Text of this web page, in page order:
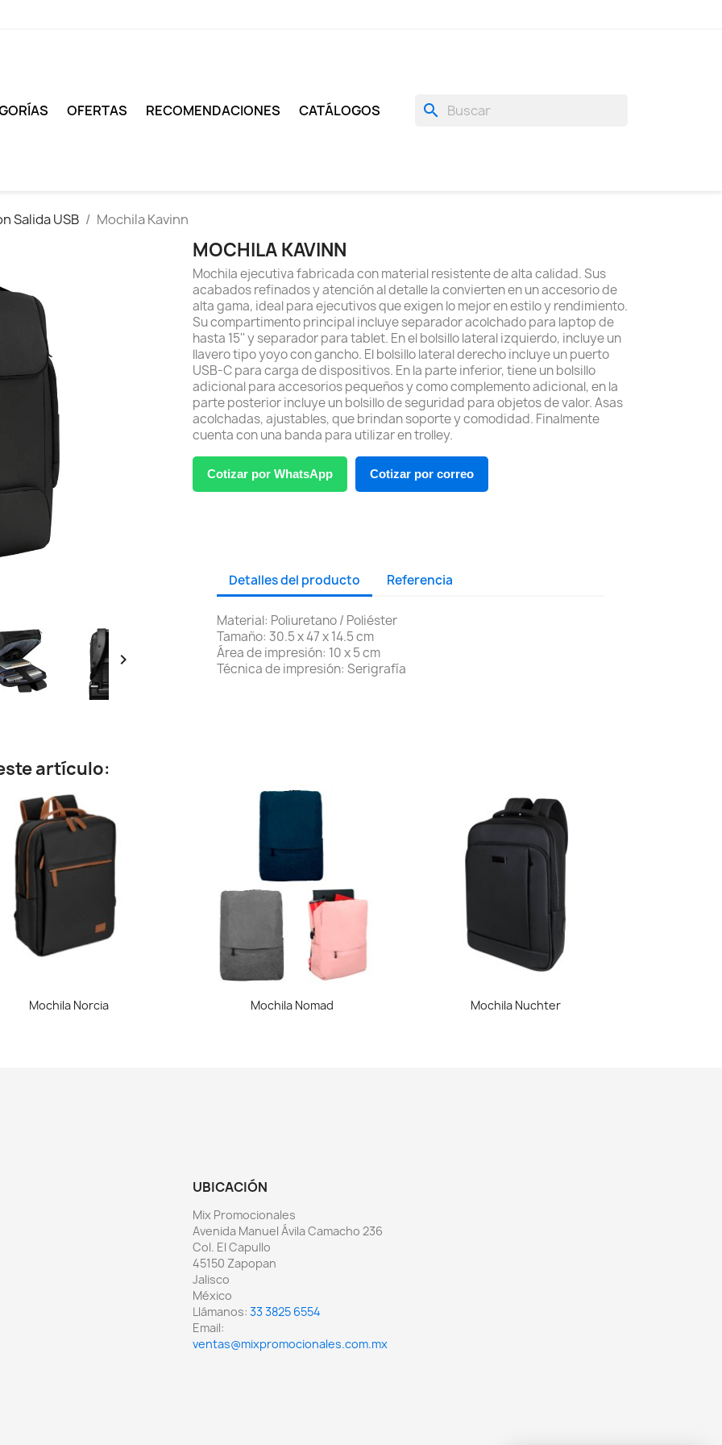
OFERTAS RECOMENDACIONES CATÁLOGOS search
Salida USB Mochila Kavinn

MOCHILA KAVINN
Mochila ejecutiva fabricada con material resistente de alta calidad. Sus
acabados refinados y atención al detalle la convierten en un accesorio de
alta gama, ideal para ejecutivos que exigen lo mejor en estilo y rendimiento.
Su compartimento principal incluye separador acolchado para laptop de
hasta 15'' y separador para tablet. En el bolsillo lateral izquierdo, incluye un
llavero tipo yoyo con gancho. El bolsillo lateral derecho incluye un puerto
USB-C para carga de dispositivos. En la parte inferior, tiene un bolsillo
adicional para accesorios pequeños y como complemento adicional, en la
parte posterior incluye un bolsillo de seguridad para objetos de valor. Asas
acolchadas, ajustables, que brindan soporte y comodidad. Finalmente
cuenta con una banda para utilizar en trolley.
Cotizar por WhatsApp Cotizar por correo
Detalles del producto Referencia
Material: Poliuretano / Poliéster
Tamaño: 30.5 x 47 x 14.5 cm
Área de impresión: 10 x 5 cm
Técnica de impresión: Serigrafía
artículo:
Vista rápida
Mochila Norcia Vista rápida
Mochila Nomad Vista rápida
Mochila Nuchter
UBICACIÓN
Mix Promocionales
Avenida Manuel Ávila Camacho 236
Col. El Capullo
45150 Zapopan
Jalisco
México
Llámanos: 33 3825 6554
Email:
ventas@mixpromocionales.com.mx